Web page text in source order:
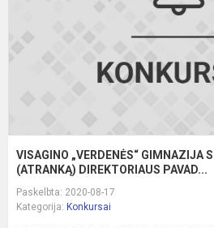
VISAGINO „VERDENĖS“ GIMNAZIJA
(ATRANKĄ) DIREKTORIAUS PAVAD...
Paskelbta: 2020-08-17
Kategorija: Konkursai